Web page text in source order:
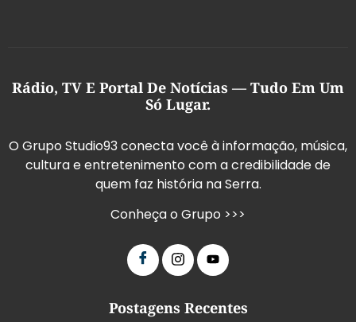
Rádio, TV E Portal De Notícias — Tudo Em Um
Só Lugar.
O Grupo Studio93 conecta você à informação, música,
cultura e entretenimento com a credibilidade de
quem faz história na Serra.
Conheça o Grupo >>>
Postagens Recentes